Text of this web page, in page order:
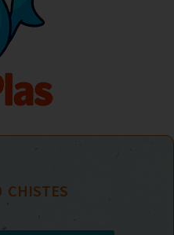
  CHISTES